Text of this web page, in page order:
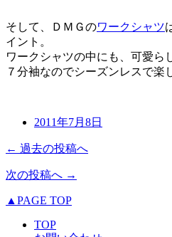
そして、ＤＭＧのワークシャツ
イント。
ワークシャツの中にも、可愛ら
７分袖なのでシーズンレスで楽
2011年7月8日
← 過去の投稿へ
次の投稿へ →
▲PAGE TOP
TOP